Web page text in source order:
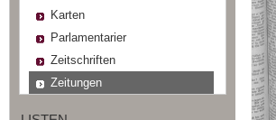
Karten
Parlamentarier
Zeitschriften
Zeitungen